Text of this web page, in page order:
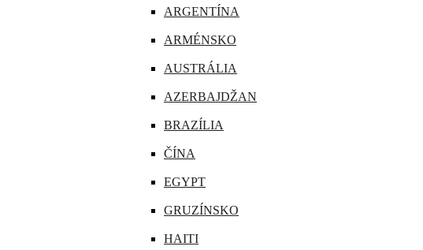
LOTYŠSKO
LUXEMBURSKO
MAĎARSKO
NEMECKO
ARGENTÍNA
ARMÉNSKO
AUSTRÁLIA
AZERBAJDŽAN
BRAZÍLIA
ČÍNA
EGYPT
GRUZÍNSKO
HAITI